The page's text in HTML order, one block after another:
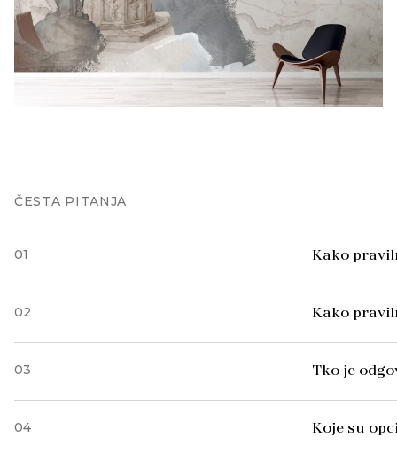
ČESTA PITANJA
01 Kako
02 Kako
03 Tko je
04 Koje su